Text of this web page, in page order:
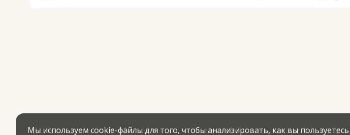
Мы используем cookie-файлы для того, чтобы анализировать, как вы